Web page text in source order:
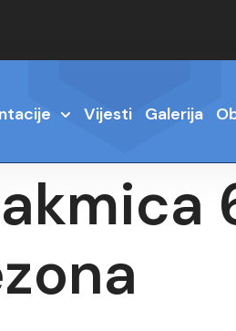
Vijesti Galerija